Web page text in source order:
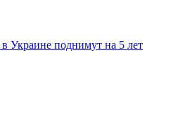
Украине поднимут на 5 лет